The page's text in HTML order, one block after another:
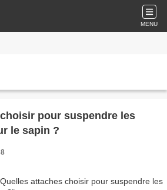
MENU
pour suspendre les
le sapin ?